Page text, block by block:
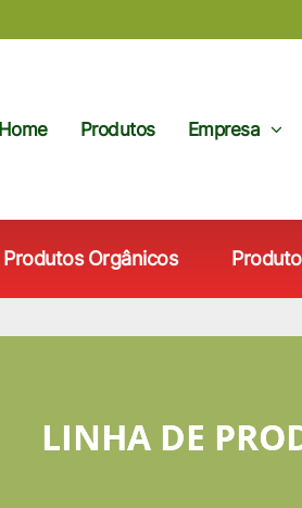
Home Produtos Empresa
Produtos Orgânicos
LINHA DE